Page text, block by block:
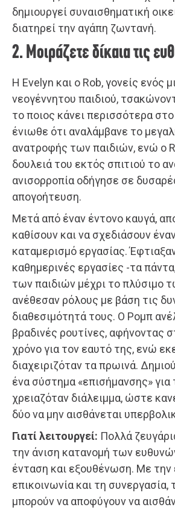
δημιουργεί συναισθηματική
διατηρεί την αγάπη ζωντανή.
2. Μοιράζετε δίκαια τις
Η Evelyn και ο Rob, γονείς ενός
νεογέννητου παιδιού,
το ποιος κάνει περισσότερα
ένιωθε ότι αναλάμβανε το
ανατροφής των παιδιών, ενώ ο
δουλειά του εκτός σπιτιού το
ανισορροπία οδήγησε σε
απογοήτευση.
Μετά από έναν έντονο καυγά,
καθίσουν και να σχεδιάσουν
καταμερισμό εργασίας.
καθημερινές εργασίες -τα
των παιδιών μέχρι το πλύσιμο
ανέθεσαν ρόλους με βάση τις
διαθεσιμότητά τους. Ο Ρομπ
βραδινές ρουτίνες, αφήνοντας
χρόνο για τον εαυτό της, ενώ
διαχειριζόταν τα πρωινά.
ένα σύστημα «επισήμανσης» για
χρειαζόταν διάλειμμα, ώστε
δύο να μην αισθάνεται
Γιατί λειτουργεί: Πολλά
την άνιση κατανομή των
ένταση και εξουθένωση. Με την
επικοινωνία και τη συνεργασία,
μπορούν να αποφύγουν να